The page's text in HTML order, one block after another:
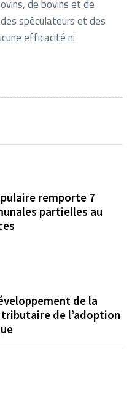
de bovins et de
spéculateurs et des
efficacité ni
remporte 7
partielles au
de la
de l’adoption